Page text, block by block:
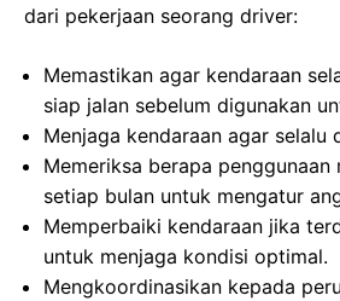
dari pekerjaan seorang driver:
Memastikan agar kendaraan
siap jalan sebelum digunakan
Menjaga kendaraan agar selalu
Memeriksa berapa penggunaan
setiap bulan untuk mengatur
Memperbaiki kendaraan jika
untuk menjaga kondisi optimal.
Mengkoordinasikan kepada